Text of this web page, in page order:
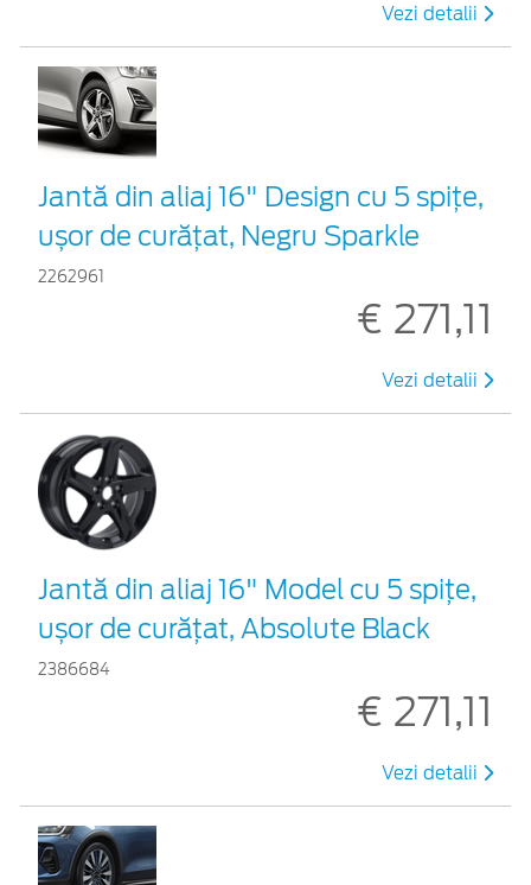
Vezi detalii
Jantă din aliaj 16" Design cu 5 spițe,
ușor de curățat, Negru Sparkle
2262961
€ 271,11
Vezi detalii
Jantă din aliaj 16" Model cu 5 spițe,
ușor de curățat, Absolute Black
2386684
€ 271,11
Vezi detalii